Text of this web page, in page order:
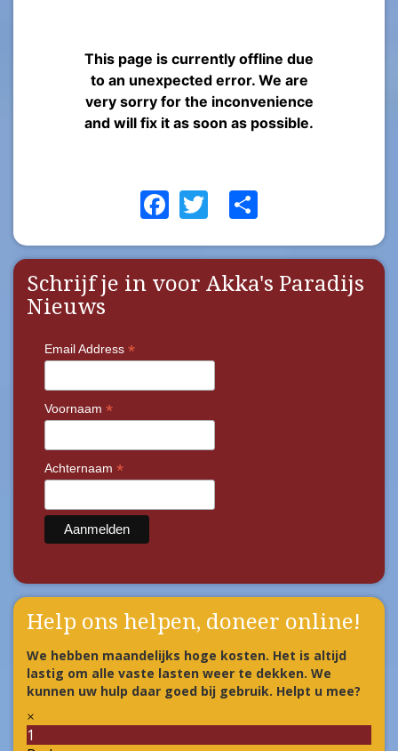
Facebook
Twitter
Schrijf je in voor Akka's Paradijs
Nieuws
Email Address *
Voornaam *
Achternaam *
Help ons helpen, doneer online!
We hebben maandelijks hoge kosten. Het is altijd
lastig om alle vaste lasten weer te dekken. We
kunnen uw hulp daar goed bij gebruik. Helpt u mee?